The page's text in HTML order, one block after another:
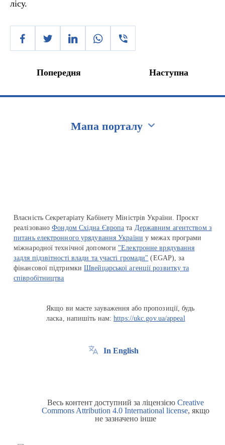
лісу.
Попередня Наступна
Мапа порталу
Власність Секретаріату Кабінету Міністрів України. Проєкт
реалізованоФондом Східна Європа та Державним агентством з
питань електронного урядування України у межах програми
міжнародної технічної допомоги "Електронне врядування
задля підзвітності влади та участі громади" (EGAP), за
фінансової підтримкиШвейцарської агенції розвитку та
співробітництва
Якщо ви маєте зауваження або пропозиції, будь
ласка, напишіть нам:https://ukc.gov.ua/appeal
In English
Весь контент доступний за ліцензією Creative
Commons Attribution 4.0 International license, якщо
не зазначено інше